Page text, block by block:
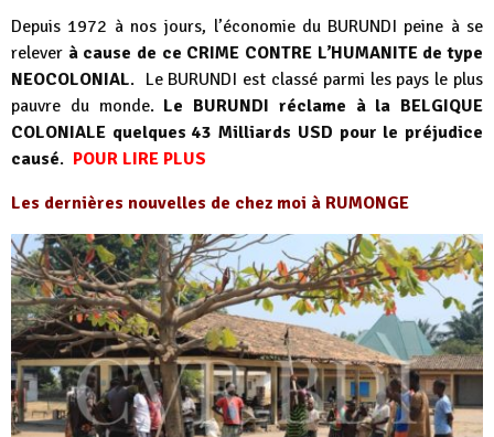
Depuis 1972 à nos jours, l’économie du BURUNDI peine à se
relever à cause de ce CRIME CONTRE L’HUMANITE de type
NEOCOLONIAL. Le BURUNDI est classé parmi les pays le plus
pauvre du monde. Le BURUNDI réclame à la BELGIQUE
COLONIALE quelques 43 Milliards USD pour le préjudice
causé. POUR LIRE PLUS
Les dernières nouvelles de chez moi à RUMONGE